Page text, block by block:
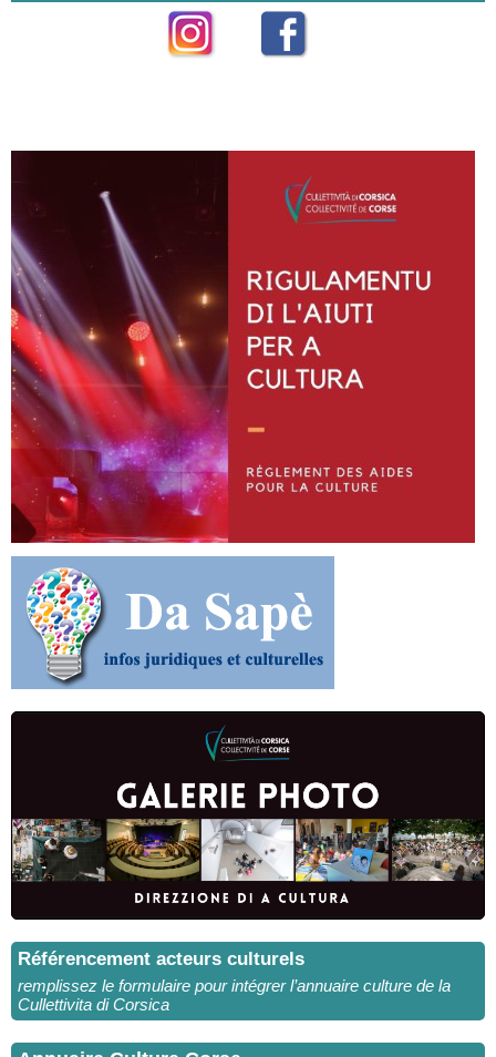
Référencement acteurs culturels
remplissez le formulaire pour intégrer l’annuaire culture de la
Cullettivita di Corsica